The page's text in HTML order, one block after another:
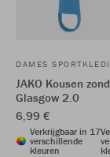
DAMES
JAKO Kousen
Glasgow 2.0
6,99 €
Verkrijgbaar in 17
verschillende
kleuren